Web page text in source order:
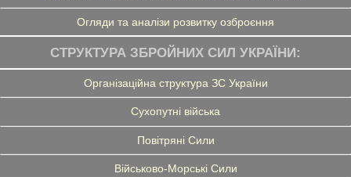
Огляди та аналізи розвитку озброєння
СТРУКТУРА ЗБРОЙНИХ СИЛ УКРАЇНИ:
Організаційна структура ЗС України
Сухопутні війська
Повітряні Сили
Військово-Морські Сили